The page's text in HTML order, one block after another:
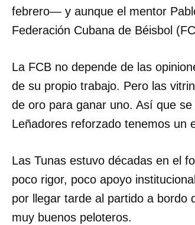
febrero— y aunque el mentor
Federación Cubana de Béisbol
La FCB no depende de las
de su propio trabajo. Pero las
de oro para ganar uno. Así que
Leñadores reforzado tenemos un
Las Tunas estuvo décadas en el
poco rigor, poco apoyo
por llegar tarde al partido a bordo
muy buenos peloteros.